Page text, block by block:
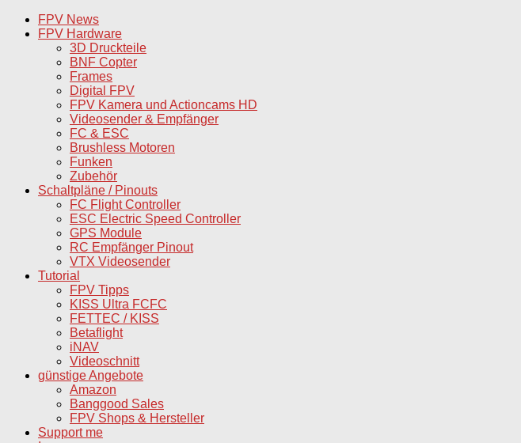
FPV News
FPV Hardware
3D Druckteile
BNF Copter
Frames
Digital FPV
FPV Kamera und Actioncams HD
Videosender & Empfänger
FC & ESC
Brushless Motoren
Funken
Zubehör
Schaltpläne / Pinouts
FC Flight Controller
ESC Electric Speed Controller
GPS Module
RC Empfänger Pinout
VTX Videosender
Tutorial
FPV Tipps
KISS Ultra FCFC
FETTEC / KISS
Betaflight
iNAV
Videoschnitt
günstige Angebote
Amazon
Banggood Sales
FPV Shops & Hersteller
Support me